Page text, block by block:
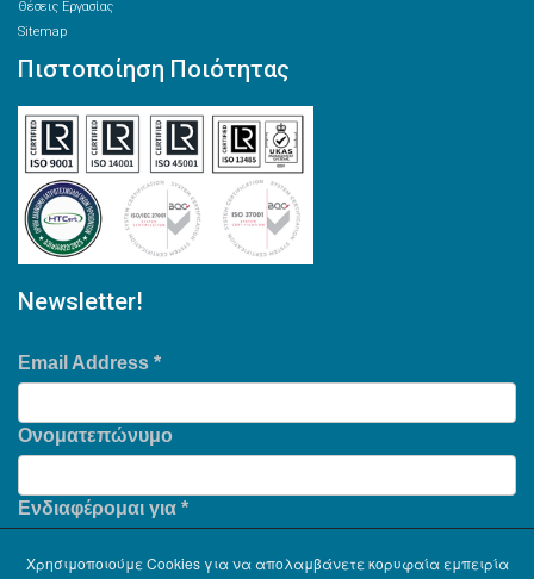
Θέσεις Εργασίας
Sitemap
Πιστοποίηση Ποιότητας
Newsletter!
Email Address *
Ονοματεπώνυμο
Ενδιαφέρομαι για *
Χρησιμοποιούμε Cookies για να απολαμβάνετε κορυφαία εμπειρία